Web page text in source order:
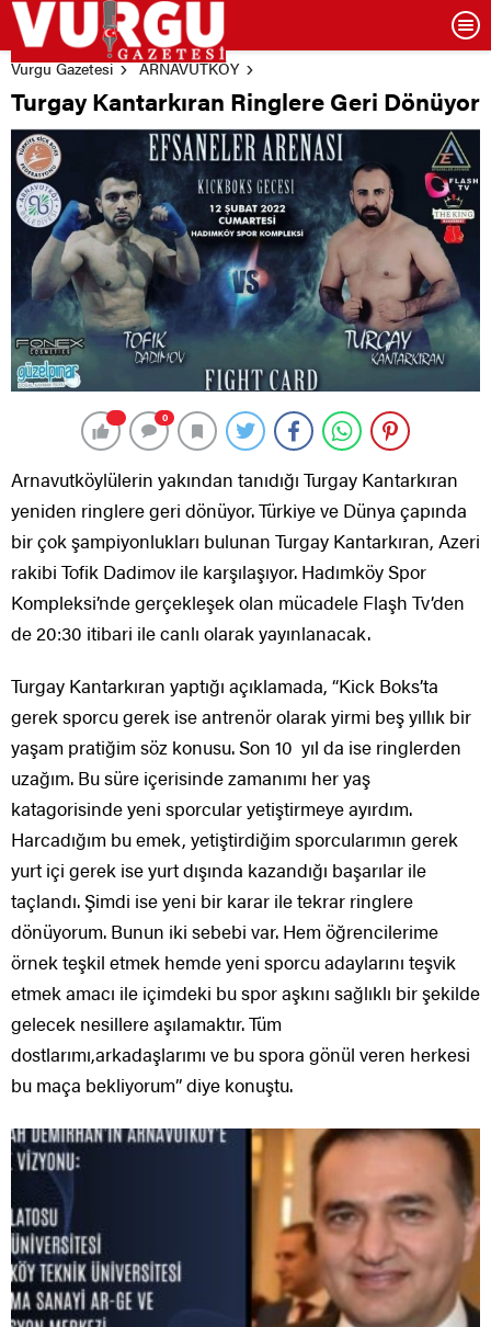
Vurgu Gazetesi ARNAVUTKÖY
Turgay Kantarkıran Ringlere Geri Dönüyor
0
Arnavutköylülerin yakından tanıdığı Turgay Kantarkıran
yeniden ringlere geri dönüyor. Türkiye ve Dünya çapında
bir çok şampiyonlukları bulunan Turgay Kantarkıran, Azeri
rakibi Tofik Dadimov ile karşılaşıyor. Hadımköy Spor
Kompleksi’nde gerçekleşek olan mücadele Flaşh Tv’den
de 20:30 itibari ile canlı olarak yayınlanacak.
Turgay Kantarkıran yaptığı açıklamada, “Kick Boks’ta
gerek sporcu gerek ise antrenör olarak yirmi beş yıllık bir
yaşam pratiğim söz konusu. Son 10 yıl da ise ringlerden
uzağım. Bu süre içerisinde zamanımı her yaş
katagorisinde yeni sporcular yetiştirmeye ayırdım.
Harcadığım bu emek, yetiştirdiğim sporcularımın gerek
yurt içi gerek ise yurt dışında kazandığı başarılar ile
taçlandı. Şimdi ise yeni bir karar ile tekrar ringlere
dönüyorum. Bunun iki sebebi var. Hem öğrencilerime
örnek teşkil etmek hemde yeni sporcu adaylarını teşvik
etmek amacı ile içimdeki bu spor aşkını sağlıklı bir şekilde
gelecek nesillere aşılamaktır. Tüm
dostlarımı,arkadaşlarımı ve bu spora gönül veren herkesi
bu maça bekliyorum” diye konuştu.